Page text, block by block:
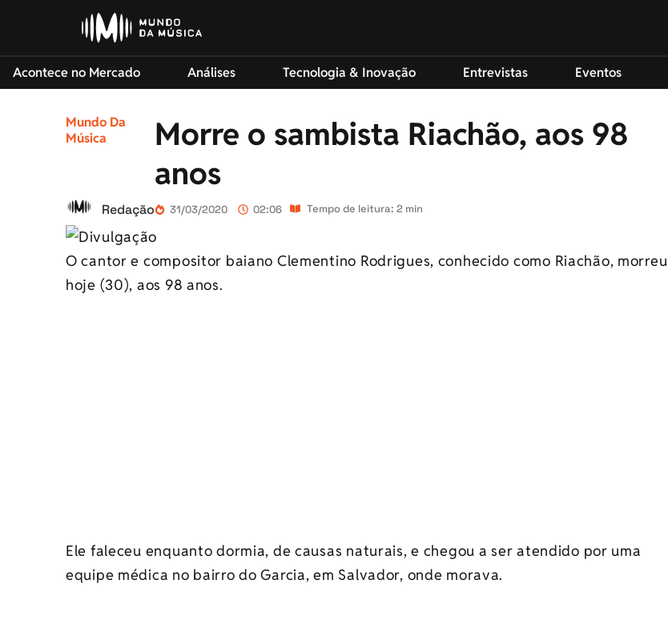
Acontece no Mercado Análises Tecnologia & Inovação Entrevistas Eventos
Mundo Da
Música
Morre o sambista Riachão, aos 98
anos
Redação 31/03/2020 02:06 Tempo de leitura: 2 min
O cantor e compositor baiano Clementino Rodrigues, conhecido como Riachão, morreu
hoje (30), aos 98 anos.
Ele faleceu enquanto dormia, de causas naturais, e chegou a ser atendido por uma
equipe médica no bairro do Garcia, em Salvador, onde morava.